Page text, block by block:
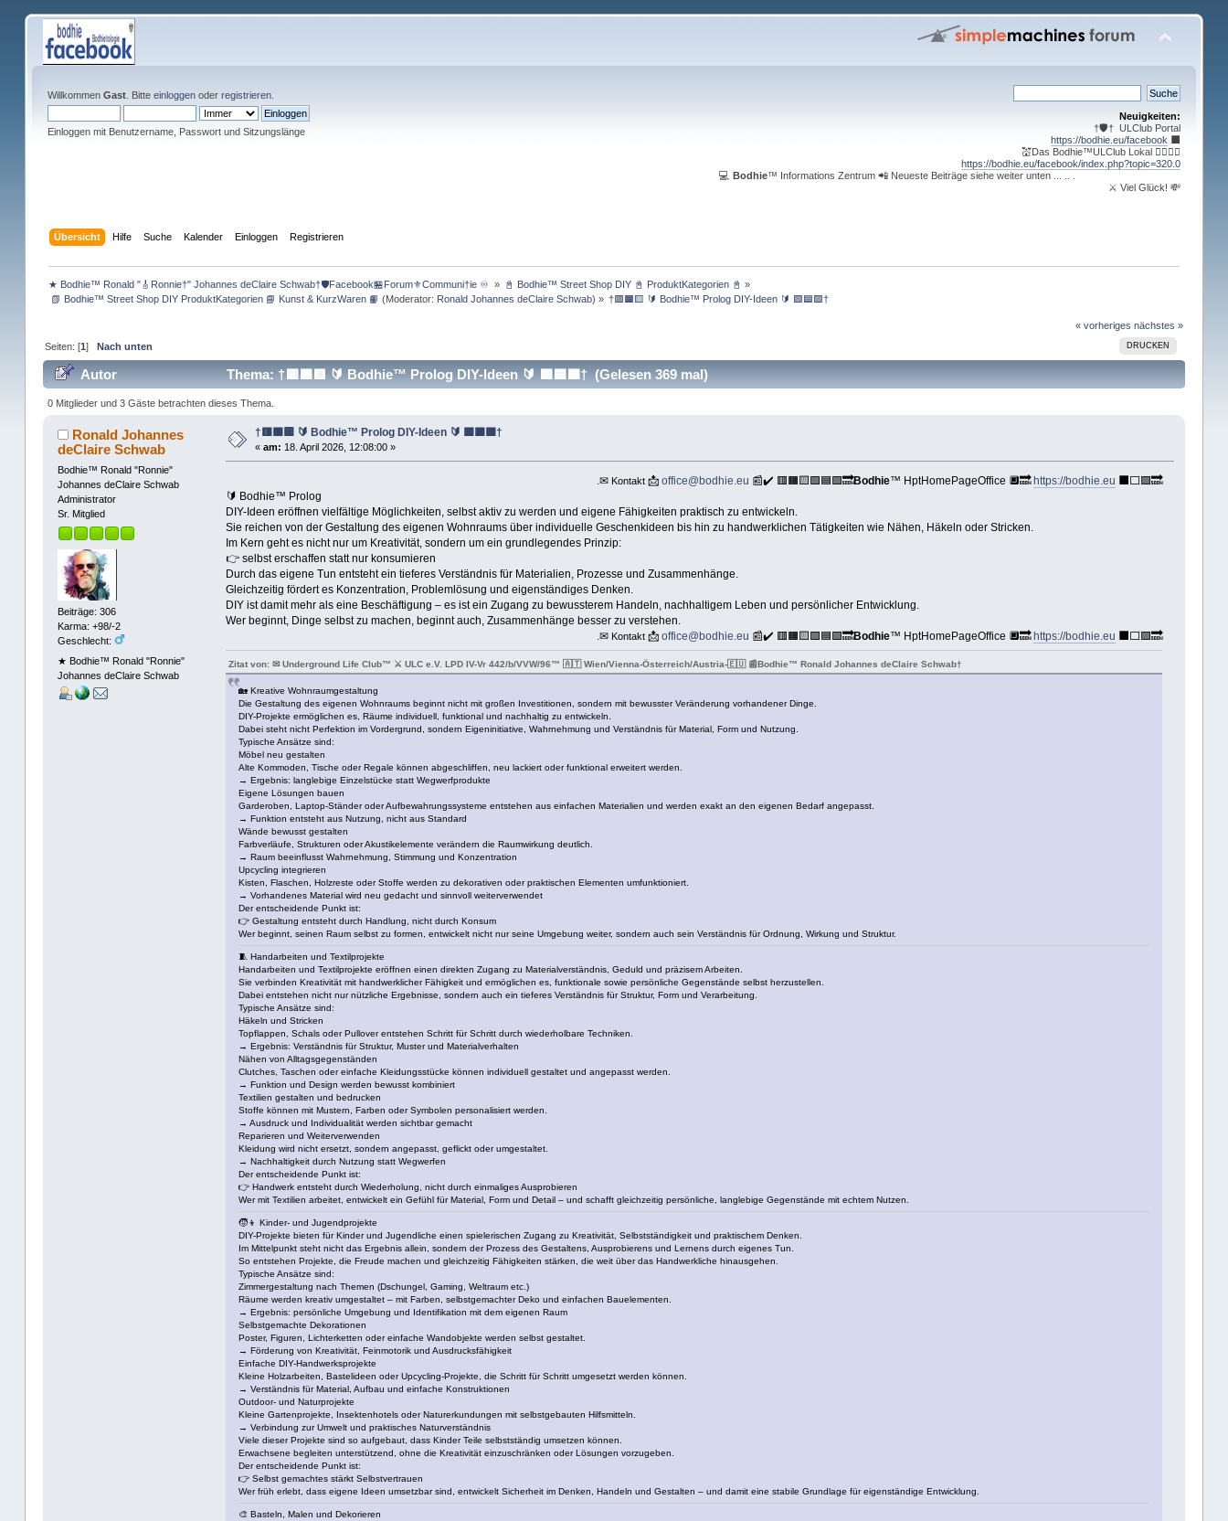
Willkommen Gast. Bitte einloggenoder registrieren.
Einloggen mit Benutzername, Passwort und Sitzungslänge
Neuigkeiten:
†🛡️† ULClub Portal
https://bodhie.eu/facebook ⬛️
💒Das Bodhie™ULClub Lokal 🤹‍♀️🤹‍♂️
https://bodhie.eu/facebook/index.php?topic=320.0
💻Bodhie™ Informations Zentrum 📲 Neueste Beiträge siehe weiter unten ... .. .
⚔ Viel Glück! 💸
Übersicht Hilfe Suche Kalender Einloggen Registrieren
★ Bodhie™ Ronald "🎸Ronnie†" Johannes deClaire Schwab†🛡️Facebook🏪Forum⚜️Communi†ie ♾️ » 📓 Bodhie™ Street Shop DIY 📓 ProduktKategorien 📓 »
📗 Bodhie™ Street Shop DIY ProduktKategorien 📘 Kunst & KurzWaren 📙 (Moderator: Ronald Johannes deClaire Schwab) » †🟥🟧🟨 🔰 Bodhie™ Prolog DIY-Ideen 🔰 🟩🟦🟪†
« vorheriges nächstes »
DRUCKEN
Seiten: [1]Nach unten
Autor Thema: †🟥🟧🟨 🔰 Bodhie™ Prolog DIY-Ideen 🔰 🟩🟦🟪† (Gelesen 369 mal)
0 Mitglieder und 3 Gäste betrachten dieses Thema.
Ronald Johannes
deClaire Schwab
Bodhie™ Ronald "Ronnie"
Johannes deClaire Schwab
Administrator
Sr. Mitglied
Beiträge: 306
Karma: +98/-2
Geschlecht:
★ Bodhie™ Ronald "Ronnie"
Johannes deClaire Schwab
†🟥🟧🟨 🔰 Bodhie™ Prolog DIY-Ideen 🔰 🟩🟦🟪†
« am: 18. April 2026, 12:08:00 »
.✉ Kontakt 📩office@bodhie.eu 📰✔️ 🟥🟧🟨🟩🟦🟪🔜Bodhie™ HptHomePageOffice 🔲🔜https://bodhie.eu ⬛️⬜️🟪🔜
🔰 Bodhie™ Prolog
DIY-Ideen eröffnen vielfältige Möglichkeiten, selbst aktiv zu werden und eigene Fähigkeiten praktisch zu entwickeln.
Sie reichen von der Gestaltung des eigenen Wohnraums über individuelle Geschenkideen bis hin zu handwerklichen Tätigkeiten wie Nähen, Häkeln oder Stricken.
Im Kern geht es nicht nur um Kreativität, sondern um ein grundlegendes Prinzip:
👉 selbst erschaffen statt nur konsumieren
Durch das eigene Tun entsteht ein tieferes Verständnis für Materialien, Prozesse und Zusammenhänge.
Gleichzeitig fördert es Konzentration, Problemlösung und eigenständiges Denken.
DIY ist damit mehr als eine Beschäftigung – es ist ein Zugang zu bewussterem Handeln, nachhaltigem Leben und persönlicher Entwicklung.
Wer beginnt, Dinge selbst zu machen, beginnt auch, Zusammenhänge besser zu verstehen.
.✉ Kontakt 📩office@bodhie.eu 📰✔️ 🟥🟧🟨🟩🟦🟪🔜Bodhie™ HptHomePageOffice 🔲🔜https://bodhie.eu ⬛️⬜️🟪🔜
Zitat von: ✉ Underground Life Club™ ⚔ ULC e.V. LPD IV-Vr 442/b/VVW/96™ 🇦🇹 Wien/Vienna-Österreich/Austria-🇪🇺 📰Bodhie™ Ronald Johannes deClaire Schwab†
🏡 Kreative Wohnraumgestaltung
Die Gestaltung des eigenen Wohnraums beginnt nicht mit großen Investitionen, sondern mit bewusster Veränderung vorhandener Dinge.
DIY-Projekte ermöglichen es, Räume individuell, funktional und nachhaltig zu entwickeln.
Dabei steht nicht Perfektion im Vordergrund, sondern Eigeninitiative, Wahrnehmung und Verständnis für Material, Form und Nutzung.
Typische Ansätze sind:
Möbel neu gestalten
Alte Kommoden, Tische oder Regale können abgeschliffen, neu lackiert oder funktional erweitert werden.
→ Ergebnis: langlebige Einzelstücke statt Wegwerfprodukte
Eigene Lösungen bauen
Garderoben, Laptop-Ständer oder Aufbewahrungssysteme entstehen aus einfachen Materialien und werden exakt an den eigenen Bedarf angepasst.
→ Funktion entsteht aus Nutzung, nicht aus Standard
Wände bewusst gestalten
Farbverläufe, Strukturen oder Akustikelemente verändern die Raumwirkung deutlich.
→ Raum beeinflusst Wahrnehmung, Stimmung und Konzentration
Upcycling integrieren
Kisten, Flaschen, Holzreste oder Stoffe werden zu dekorativen oder praktischen Elementen umfunktioniert.
→ Vorhandenes Material wird neu gedacht und sinnvoll weiterverwendet
Der entscheidende Punkt ist:
👉 Gestaltung entsteht durch Handlung, nicht durch Konsum
Wer beginnt, seinen Raum selbst zu formen, entwickelt nicht nur seine Umgebung weiter, sondern auch sein Verständnis für Ordnung, Wirkung und Struktur.
🧵 Handarbeiten und Textilprojekte
Handarbeiten und Textilprojekte eröffnen einen direkten Zugang zu Materialverständnis, Geduld und präzisem Arbeiten.
Sie verbinden Kreativität mit handwerklicher Fähigkeit und ermöglichen es, funktionale sowie persönliche Gegenstände selbst herzustellen.
Dabei entstehen nicht nur nützliche Ergebnisse, sondern auch ein tieferes Verständnis für Struktur, Form und Verarbeitung.
Typische Ansätze sind:
Häkeln und Stricken
Topflappen, Schals oder Pullover entstehen Schritt für Schritt durch wiederholbare Techniken.
→ Ergebnis: Verständnis für Struktur, Muster und Materialverhalten
Nähen von Alltagsgegenständen
Clutches, Taschen oder einfache Kleidungsstücke können individuell gestaltet und angepasst werden.
→ Funktion und Design werden bewusst kombiniert
Textilien gestalten und bedrucken
Stoffe können mit Mustern, Farben oder Symbolen personalisiert werden.
→ Ausdruck und Individualität werden sichtbar gemacht
Reparieren und Weiterverwenden
Kleidung wird nicht ersetzt, sondern angepasst, geflickt oder umgestaltet.
→ Nachhaltigkeit durch Nutzung statt Wegwerfen
Der entscheidende Punkt ist:
👉 Handwerk entsteht durch Wiederholung, nicht durch einmaliges Ausprobieren
Wer mit Textilien arbeitet, entwickelt ein Gefühl für Material, Form und Detail – und schafft gleichzeitig persönliche, langlebige Gegenstände mit echtem Nutzen.
🧒👦 Kinder- und Jugendprojekte
DIY-Projekte bieten für Kinder und Jugendliche einen spielerischen Zugang zu Kreativität, Selbstständigkeit und praktischem Denken.
Im Mittelpunkt steht nicht das Ergebnis allein, sondern der Prozess des Gestaltens, Ausprobierens und Lernens durch eigenes Tun.
So entstehen Projekte, die Freude machen und gleichzeitig Fähigkeiten stärken, die weit über das Handwerkliche hinausgehen.
Typische Ansätze sind:
Zimmergestaltung nach Themen (Dschungel, Gaming, Weltraum etc.)
Räume werden kreativ umgestaltet – mit Farben, selbstgemachter Deko und einfachen Bauelementen.
→ Ergebnis: persönliche Umgebung und Identifikation mit dem eigenen Raum
Selbstgemachte Dekorationen
Poster, Figuren, Lichterketten oder einfache Wandobjekte werden selbst gestaltet.
→ Förderung von Kreativität, Feinmotorik und Ausdrucksfähigkeit
Einfache DIY-Handwerksprojekte
Kleine Holzarbeiten, Bastelideen oder Upcycling-Projekte, die Schritt für Schritt umgesetzt werden können.
→ Verständnis für Material, Aufbau und einfache Konstruktionen
Outdoor- und Naturprojekte
Kleine Gartenprojekte, Insektenhotels oder Naturerkundungen mit selbstgebauten Hilfsmitteln.
→ Verbindung zur Umwelt und praktisches Naturverständnis
Viele dieser Projekte sind so aufgebaut, dass Kinder Teile selbstständig umsetzen können.
Erwachsene begleiten unterstützend, ohne die Kreativität einzuschränken oder Lösungen vorzugeben.
Der entscheidende Punkt ist:
👉 Selbst gemachtes stärkt Selbstvertrauen
Wer früh erlebt, dass eigene Ideen umsetzbar sind, entwickelt Sicherheit im Denken, Handeln und Gestalten – und damit eine stabile Grundlage für eigenständige Entwicklung.
🎨 Basteln, Malen und Dekorieren